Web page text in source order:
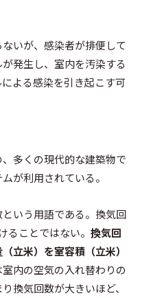
いが、感染者が排便して
発生し、室内を汚染する
よる感染を引き起こす可
多くの現代的な建築物で
が利用されている。
いう用語である。換気回
ることではない。 換気回
立米）を室容積（立米）
内の空気の入れ替わりの
換気回数が大きいほど、